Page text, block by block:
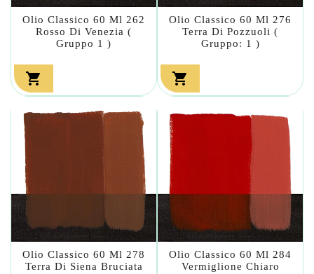
Olio Classico 60 Ml 262
Rosso Di Venezia (
Gruppo 1 )

Olio Classico 60 Ml 276
Terra Di Pozzuoli (
Gruppo: 1 )

Olio Classico 60 Ml 278
Terra Di Siena Bruciata
Olio Classico 60 Ml 284
Vermiglione Chiaro